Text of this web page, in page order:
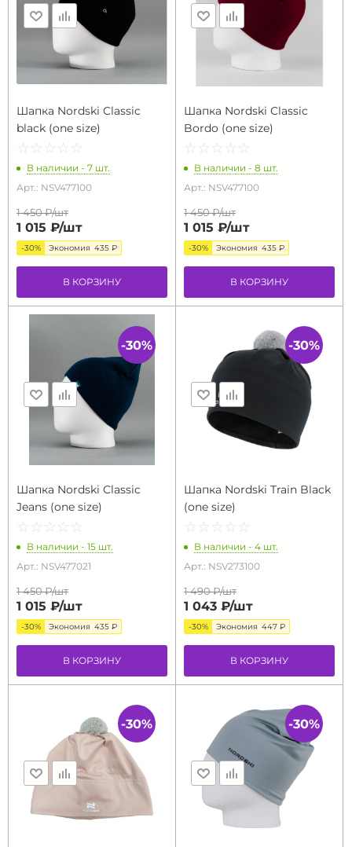
Шапка Nordski Classic
black (one size)
☆ ☆ ☆ ☆ ☆
★ ★ ★ ★ ★
В наличии - 7 шт.
Арт.: NSV477100
1 450 ₽/шт
1 015 ₽/шт
-30% Экономия 435 ₽
В КОРЗИНУ
Шапка Nordski Classic
Bordo (one size)
☆ ☆ ☆ ☆ ☆
★ ★ ★ ★ ★
В наличии - 8 шт.
Арт.: NSV477100
1 450 ₽/шт
1 015 ₽/шт
-30% Экономия 435 ₽
В КОРЗИНУ
Шапка Nordski Classic
Jeans (one size)
☆ ☆ ☆ ☆ ☆
★ ★ ★ ★ ★
В наличии - 15 шт.
Арт.: NSV477021
1 450 ₽/шт
1 015 ₽/шт
-30% Экономия 435 ₽
В КОРЗИНУ
-30%
Шапка Nordski Train Black
(one size)
☆ ☆ ☆ ☆ ☆
★ ★ ★ ★ ★
В наличии - 4 шт.
Арт.: NSV273100
1 490 ₽/шт
1 043 ₽/шт
-30% Экономия 447 ₽
В КОРЗИНУ
-30%
-30% -30%